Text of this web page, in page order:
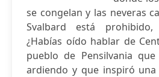
se congelan y las neveras
Svalbard está
¿Habías oído hablar de
pueblo de Pensilvania
ardiendo y que inspiró